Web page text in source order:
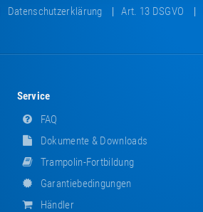
Datenschutzerklärung Art. 13 DSGVO
Service
FAQ
Dokumente & Downloads
Trampolin-Fortbildung
Garantiebedingungen
Händler